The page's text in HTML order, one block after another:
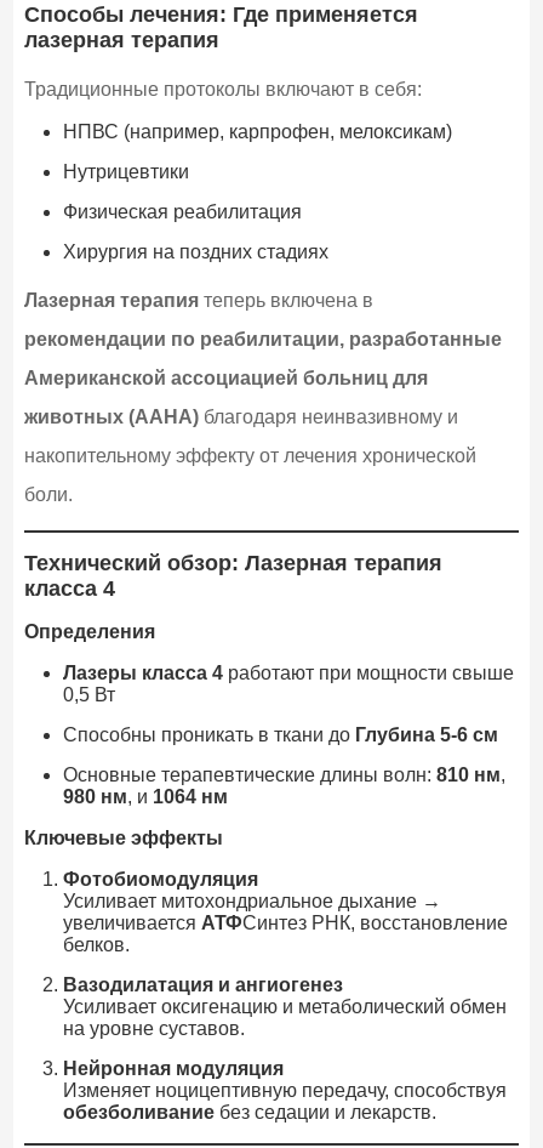
Способы лечения: Где применяется
лазерная терапия
Традиционные протоколы включают в себя:
НПВС (например, карпрофен, мелоксикам)
Нутрицевтики
Физическая реабилитация
Хирургия на поздних стадиях
Лазерная терапиятеперь включена в
рекомендации по реабилитации, разработанные
Американской ассоциацией больниц для
животных (AAHA)благодаря неинвазивному и
накопительному эффекту от лечения хронической
боли.
Технический обзор: Лазерная терапия
класса 4
Определения
Лазеры класса 4работают при мощности свыше
0,5 Вт
Способны проникать в ткани до Глубина 5-6 см
Основные терапевтические длины волн: 810 нм,
980 нм, и 1064 нм
Ключевые эффекты
Фотобиомодуляция
Усиливает митохондриальное дыхание →
увеличивается АТФСинтез РНК, восстановление
белков.
Вазодилатация и ангиогенез
Усиливает оксигенацию и метаболический обмен
на уровне суставов.
Нейронная модуляция
Изменяет ноцицептивную передачу, способствуя
обезболиваниебез седации и лекарств.